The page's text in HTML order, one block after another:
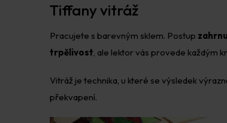
Tiffany vitráž
Pracujete s barevným sklem. Postup
trpělivost, ale lektor vás provede každým
Vitráž je technika, u které se výsledek
překvapení.